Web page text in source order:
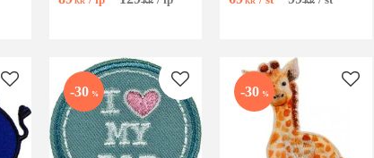
KR KR KR KR
Lägg till i favoriter
30 % Lägg till i favoriter
30 %